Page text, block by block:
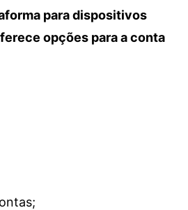
para dispositivos
opções para a conta